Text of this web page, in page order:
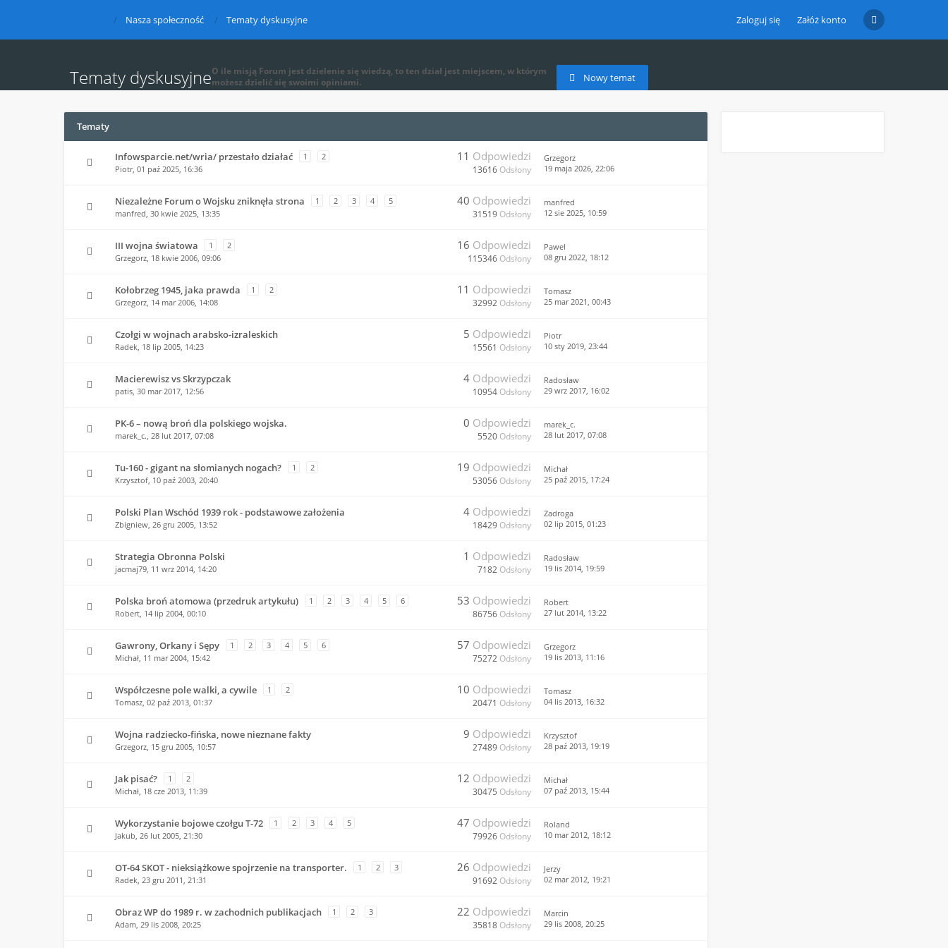
Zaloguj się Załóż konto
Nasza społeczność Tematy dyskusyjne
Tematy dyskusyjneO ile misją Forum jest dzielenie się wiedzą, to ten dział jest miejscem, w którym
możesz dzielić się swoimi opiniami.
Nowy temat
Tematy
Infowsparcie.net/wria/ przestało działać 1
2
Piotr, 01 paź 2025, 16:36
11 Odpowiedzi
13616 Odsłony
Grzegorz
19 maja 2026, 22:06
Niezależne Forum o Wojsku zniknęła strona 1 2 3 4
5
manfred, 30 kwie 2025, 13:35
40 Odpowiedzi
31519 Odsłony
manfred
12 sie 2025, 10:59
III wojna światowa 1
2
Grzegorz, 18 kwie 2006, 09:06
16 Odpowiedzi
115346 Odsłony
Pawel
08 gru 2022, 18:12
Kołobrzeg 1945, jaka prawda 1
2
Grzegorz, 14 mar 2006, 14:08
11 Odpowiedzi
32992 Odsłony
Tomasz
25 mar 2021, 00:43
Czołgi w wojnach arabsko-izraleskich
Radek, 18 lip 2005, 14:23
5 Odpowiedzi
15561 Odsłony
Piotr
10 sty 2019, 23:44
Macierewisz vs Skrzypczak
patis, 30 mar 2017, 12:56
4 Odpowiedzi
10954 Odsłony
Radosław
29 wrz 2017, 16:02
PK-6 – nową broń dla polskiego wojska.
marek_c., 28 lut 2017, 07:08
0 Odpowiedzi
5520 Odsłony
marek_c.
28 lut 2017, 07:08
Tu-160 - gigant na słomianych nogach? 1
2
Krzysztof, 10 paź 2003, 20:40
19 Odpowiedzi
53056 Odsłony
Michał
25 paź 2015, 17:24
Polski Plan Wschód 1939 rok - podstawowe założenia
Zbigniew, 26 gru 2005, 13:52
4 Odpowiedzi
18429 Odsłony
Zadroga
02 lip 2015, 01:23
Strategia Obronna Polski
jacmaj79, 11 wrz 2014, 14:20
1 Odpowiedzi
7182 Odsłony
Radosław
19 lis 2014, 19:59
Polska broń atomowa (przedruk artykułu) 1 2 3 4 5
6
Robert, 14 lip 2004, 00:10
53 Odpowiedzi
86756 Odsłony
Robert
27 lut 2014, 13:22
Gawrony, Orkany i Sępy 1 2 3 4 5
6
Michał, 11 mar 2004, 15:42
57 Odpowiedzi
75272 Odsłony
Grzegorz
19 lis 2013, 11:16
Współczesne pole walki, a cywile 1
2
Tomasz, 02 paź 2013, 01:37
10 Odpowiedzi
20471 Odsłony
Tomasz
04 lis 2013, 16:32
Wojna radziecko-fińska, nowe nieznane fakty
Grzegorz, 15 gru 2005, 10:57
9 Odpowiedzi
27489 Odsłony
Krzysztof
28 paź 2013, 19:19
Jak pisać? 1
2
Michał, 18 cze 2013, 11:39
12 Odpowiedzi
30475 Odsłony
Michał
07 paź 2013, 15:44
Wykorzystanie bojowe czołgu T-72 1 2 3 4
5
Jakub, 26 lut 2005, 21:30
47 Odpowiedzi
79926 Odsłony
Roland
10 mar 2012, 18:12
OT-64 SKOT - nieksiążkowe spojrzenie na transporter. 1 2
3
Radek, 23 gru 2011, 21:31
26 Odpowiedzi
91692 Odsłony
Jerzy
02 mar 2012, 19:21
Obraz WP do 1989 r. w zachodnich publikacjach 1 2
3
Adam, 29 lis 2008, 20:25
22 Odpowiedzi
35818 Odsłony
Marcin
29 lis 2008, 20:25